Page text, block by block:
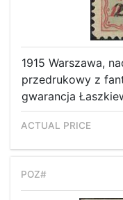
1915 Warszawa,
przedrukowy z
gwarancja